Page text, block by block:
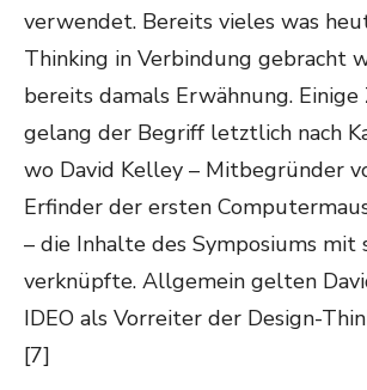
verwendet. Bereits vieles was
Thinking in Verbindung gebracht
bereits damals Erwähnung.
gelang der Begriff letztlich nach
wo David Kelley – Mitbegründer
Erfinder der ersten
– die Inhalte des Symposiums mit
verknüpfte. Allgemein gelten
IDEO als Vorreiter der Design-
[7]